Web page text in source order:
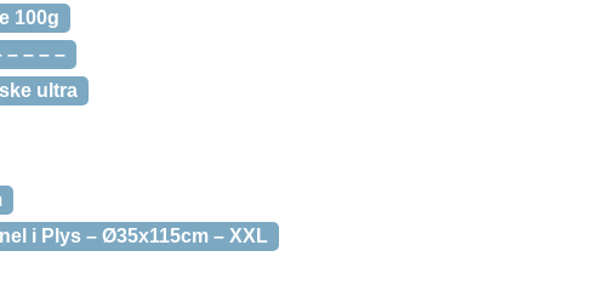
100g
– – –
ultra
i Plys – Ø35x115cm – XXL